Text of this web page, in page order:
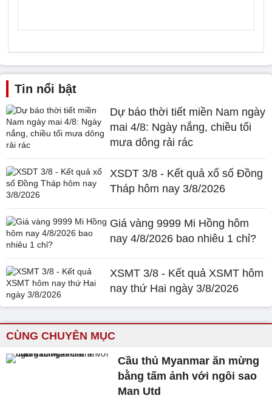
Tin nổi bật
Dự báo thời tiết miền Nam ngày
mai 4/8: Ngày nắng, chiều tối
mưa dông rải rác
XSDT 3/8 - Kết quả xổ số Đồng
Tháp hôm nay 3/8/2026
Giá vàng 9999 Mi Hồng hôm
nay 4/8/2026 bao nhiêu 1 chỉ?
XSMT 3/8 - Kết quả XSMT hôm
nay thứ Hai ngày 3/8/2026
CÙNG CHUYÊN MỤC
Cầu thủ Myanmar ăn mừng
bằng tấm ảnh với ngôi sao
Man Utd